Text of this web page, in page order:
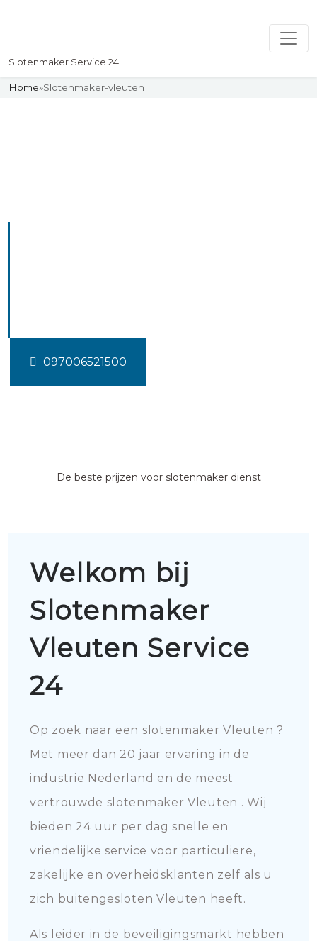
Slotenmaker Service 24
Home»Slotenmaker-vleuten
097006521500
De beste prijzen voor slotenmaker dienst
Welkom bij
Slotenmaker
Vleuten Service
24
Op zoek naar een slotenmaker Vleuten ?
Met meer dan 20 jaar ervaring in de
industrie Nederland en de meest
vertrouwde slotenmaker Vleuten . Wij
bieden 24 uur per dag snelle en
vriendelijke service voor particuliere,
zakelijke en overheidsklanten zelf als u
zich buitengesloten Vleuten heeft.
Als leider in de beveiligingsmarkt hebben